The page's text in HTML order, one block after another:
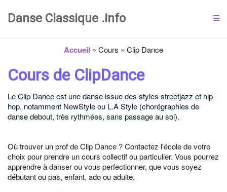
Danse Classique .info
Accueil » Cours » Clip Dance
Cours de ClipDance
Le Clip Dance est une danse issue des styles streetjazz et hip-
hop, notamment NewStyle ou L.A Style (chorégraphies de
danse debout, très rythmées, sans passage au sol).
Où trouver un prof de Clip Dance ? Contactez l'école de votre
choix pour prendre un cours collectif ou particulier. Vous pourrez
apprendre à danser ou vous perfectionner, que vous soyez
débutant ou pas, enfant, ado ou adulte.